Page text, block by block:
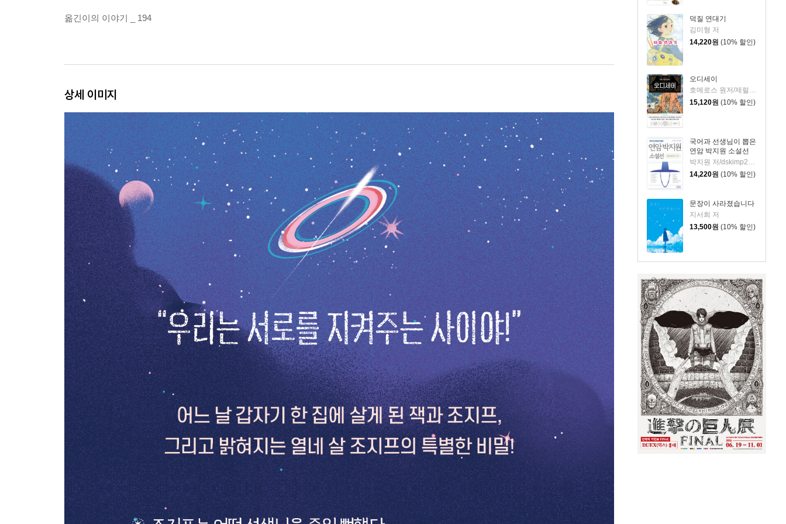
덕질 연대기
김미형 저
14,220원 (10% 할인)
오디세이
호메로스 원저/제럴딘 매코크런 글/김재용 역/장시은 감수
15,120원 (10% 할인)
국어과 선생님이 뽑은
연암 박지원 소설선
박지원 저/dskimp2000 편
14,220원 (10% 할인)
문장이 사라졌습니다
지서희 저
13,500원 (10% 할인)
옮긴이의 이야기 _ 194
상세 이미지